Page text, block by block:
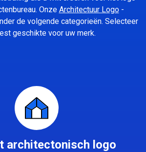
Onze Architectuur Logo-
de volgende categorieën. Selecteer
geschikte voor uw merk.
architectonisch logo